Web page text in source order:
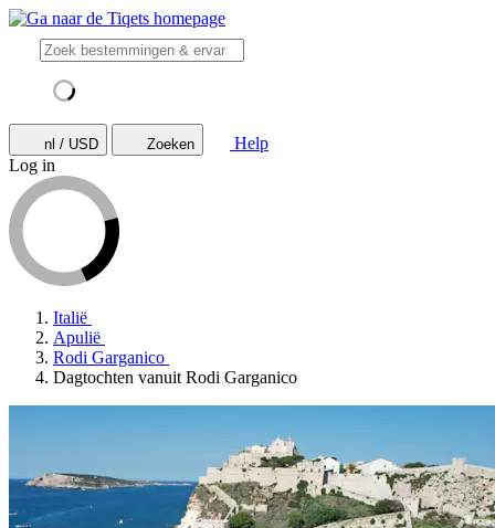
nl / USD Zoeken
Help
Log in
Italië
Apulië
Rodi Garganico
Dagtochten vanuit Rodi Garganico